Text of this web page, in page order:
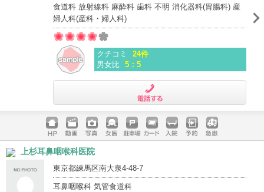
食道科 放射線科 麻酔科 歯科 不明 消化器科(胃腸科) 産
婦人科(産科・婦人科)
クチコミ
24件
男女比 5：5
ホームペ
ージ
動画 写真 女医 駐車場
クレジッ
入院 予約 急患
上杉耳鼻咽喉科医院
東京都練馬区南大泉4-48-7
耳鼻咽喉科 気管食道科